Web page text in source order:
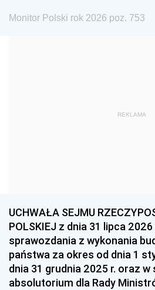
1975 1974
1959
1939 1938
1936 1930
Monitor Polski rok 2026 poz. 753
REKLAMA
UCHWAŁA SEJMU
POLSKIEJ z dnia 31 lipca
sprawozdania z wykonania
państwa za okres od dnia 1
dnia 31 grudnia 2025 r. oraz w
absolutorium dla Rady